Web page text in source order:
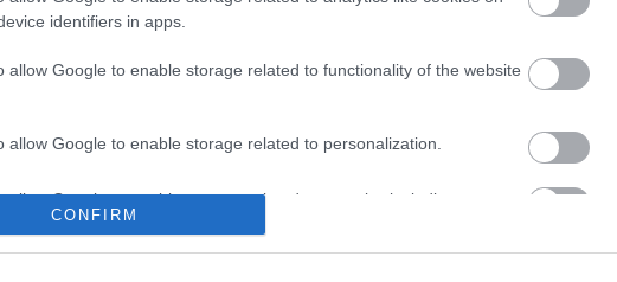
identifiers in apps.
allow Google to enable storage related to functionality of the website
allow Google to enable storage related to personalization.
allow Google to enable storage related to security, including
functionality and fraud prevention, and other user protection.
CONFIRM